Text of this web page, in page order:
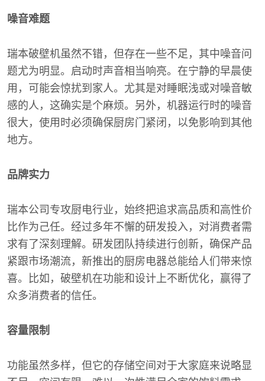
噪音难题
瑞本破壁机虽然不错，但存在一些不足，其中噪音问
题尤为明显。启动时声音相当响亮。在宁静的早晨使
用，可能会惊扰到家人。尤其是对睡眠浅或对噪音敏
感的人，这确实是个麻烦。另外，机器运行时的噪音
很大，使用时必须确保厨房门紧闭，以免影响到其他
地方。
品牌实力
瑞本公司专攻厨电行业，始终把追求高品质和高性价
比作为己任。经过多年不懈的研发投入，对消费者需
求有了深刻理解。研发团队持续进行创新，确保产品
紧跟市场潮流，新推出的厨房电器总能给人们带来惊
喜。比如，破壁机在功能和设计上不断优化，赢得了
众多消费者的信任。
容量限制
功能虽然多样，但它的存储空间对于大家庭来说略显